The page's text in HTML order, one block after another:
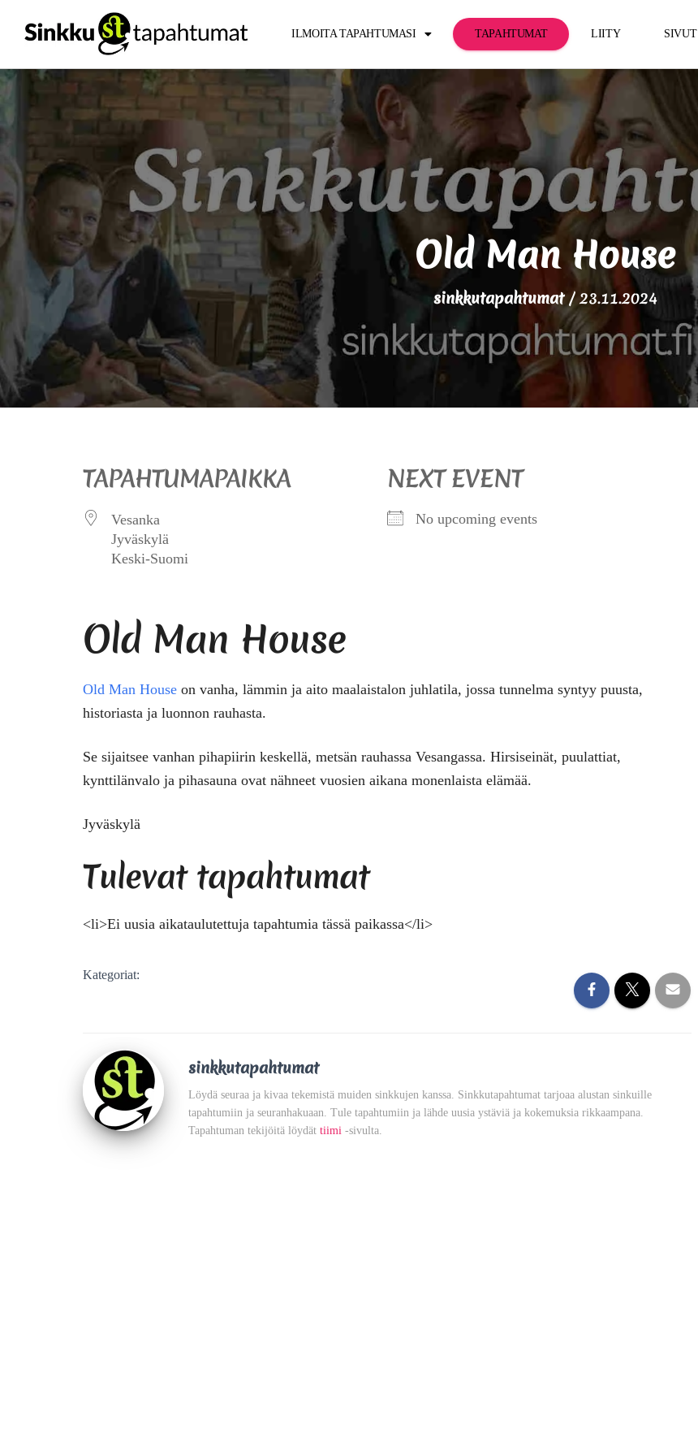
ILMOITA TAPAHTUMASI TAPAHTUMAT LIITY SIVUT
Old Man House
sinkkutapahtumat/23.11.2024
TAPAHTUMAPAIKKA
Vesanka
Jyväskylä
Keski-Suomi
NEXT EVENT
No upcoming events
Old Man House
Old Man House on vanha, lämmin ja aito maalaistalon juhlatila, jossa tunnelma syntyy puusta,
historiasta ja luonnon rauhasta.
Se sijaitsee vanhan pihapiirin keskellä, metsän rauhassa Vesangassa. Hirsiseinät, puulattiat,
kynttilänvalo ja pihasauna ovat nähneet vuosien aikana monenlaista elämää.
Jyväskylä
Tulevat tapahtumat
<li>Ei uusia aikataulutettuja tapahtumia tässä paikassa</li>
Kategoriat:
sinkkutapahtumat
Löydä seuraa ja kivaa tekemistä muiden sinkkujen kanssa. Sinkkutapahtumat tarjoaa alustan sinkuille
tapahtumiin ja seuranhakuaan. Tule tapahtumiin ja lähde uusia ystäviä ja kokemuksia rikkaampana.
Tapahtuman tekijöitä löydät tiimi -sivulta.